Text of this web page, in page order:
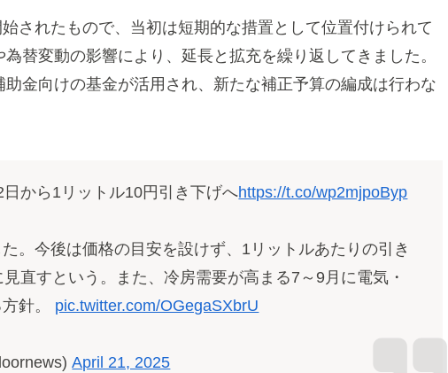
されたもので、当初は短期的な措置として位置付けられて
替変動の影響により、延長と拡充を繰り返してきました。
金向けの基金が活用され、新たな補正予算の編成は行わな
から1リットル10円引き下げへhttps://t.co/wp2mjpoByp
。今後は価格の目安を設けず、1リットルあたりの引き
直すという。また、冷房需要が高まる7～9月に電気・
針。 pic.twitter.com/OGegaSXbrU
April 21, 2025